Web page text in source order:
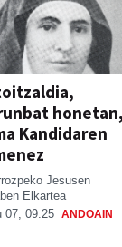
honetan,
Kandidaren
Jesusen
Elkartea
07, 09:25 ANDOAIN